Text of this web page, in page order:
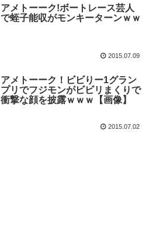
アメトーーク!ボートレース芸人
で蛭子能収がモンキーターンｗｗ
2015.07.09
アメトーーク！ビビりー1グラン
プリでフジモンがビビリまくりで
衝撃な顔を披露ｗｗｗ【画像】
2015.07.02